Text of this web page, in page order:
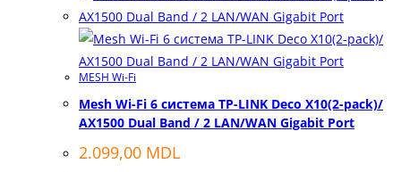
MESH Wi-Fi
Mesh Wi-Fi 6 система TP-LINK Deco X10(2-pack)/
AX1500 Dual Band / 2 LAN/WAN Gigabit Port
2.099,00 MDL